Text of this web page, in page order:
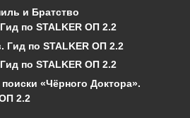
и Братство
по STALKER ОП 2.2
по STALKER ОП 2.2
по STALKER ОП 2.2
«Чёрного Доктора».
2.2